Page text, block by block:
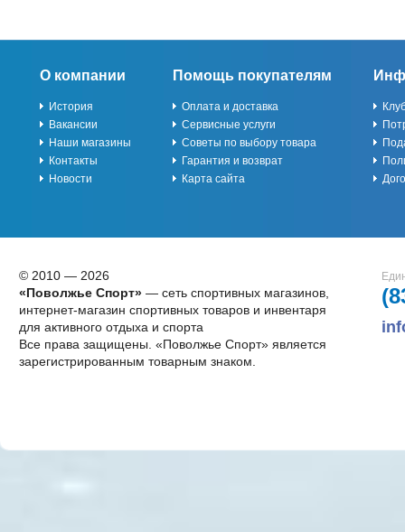
О компании
История
Вакансии
Наши магазины
Контакты
Новости
Помощь покупателям
Оплата и доставка
Сервисные услуги
Советы по выбору товара
Гарантия и возврат
Карта сайта
© 2010 — 2026
«Поволжье Спорт»— сеть спортивных магазинов,
интернет-магазин спортивных товаров и инвентаря
для активного отдыха и спорта
Все права защищены. «Поволжье Спорт» является
зарегистрированным товарным знаком.